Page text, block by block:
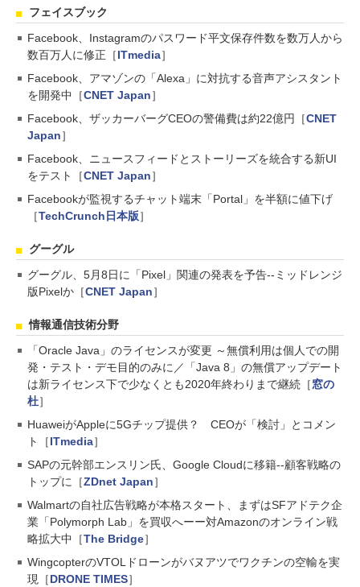
フェイスブック
Facebook、Instagramのパスワード平文保存件数を数万人から
数百万人に修正［ITmedia］
Facebook、アマゾンの「Alexa」に対抗する音声アシスタント
を開発中［CNET Japan］
Facebook、ザッカーバーグCEOの警備費は約22億円［CNET
Japan］
Facebook、ニュースフィードとストーリーズを統合する新UI
をテスト［CNET Japan］
Facebookが監視するチャット端末「Portal」を半額に値下げ
［TechCrunch日本版］
グーグル
グーグル、5月8日に「Pixel」関連の発表を予告--ミッドレンジ
版Pixelか［CNET Japan］
情報通信技術分野
「Oracle Java」のライセンスが変更 ～無償利用は個人での開
発・テスト・デモ目的のみに／「Java 8」の無償アップデート
は新ライセンス下で少なくとも2020年終わりまで継続［窓の
杜］
HuaweiがAppleに5Gチップ提供？ CEOが「検討」とコメン
ト［ITmedia］
SAPの元幹部エンスリン氏、Google Cloudに移籍--顧客戦略の
トップに［ZDnet Japan］
Walmartの自社広告戦略が本格スタート、まずはSFアドテク企
業「Polymorph Lab」を買収へーー対Amazonのオンライン戦
略拡大中［The Bridge］
WingcopterのVTOLドローンがバヌアツでワクチンの空輸を実
現［DRONE TIMES］